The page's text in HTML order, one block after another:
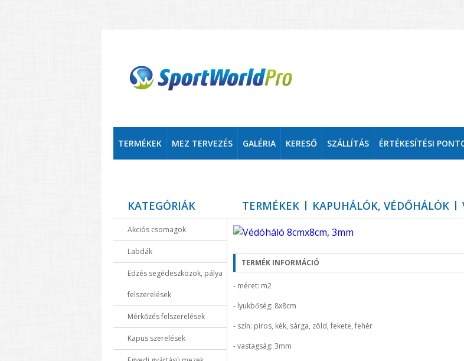
TERMÉKEK MEZ TERVEZÉS GALÉRIA KERESŐ SZÁLLÍTÁS ÉRTÉKESÍTÉSI
KATEGÓRIÁK TERMÉKEK KAPUHÁLÓK, VÉDŐHÁLÓK
Akciós csomagok
Labdák
Edzés segédeszközök, pálya
felszerelések
Mérkőzés felszerelések
Kapus szerelések
TERMÉK INFORMÁCIÓ
- méret: m2
- lyukbőség: 8x8cm
- szín: piros, kék, sárga, zöld, fekete, fehér
- vastagság: 3mm